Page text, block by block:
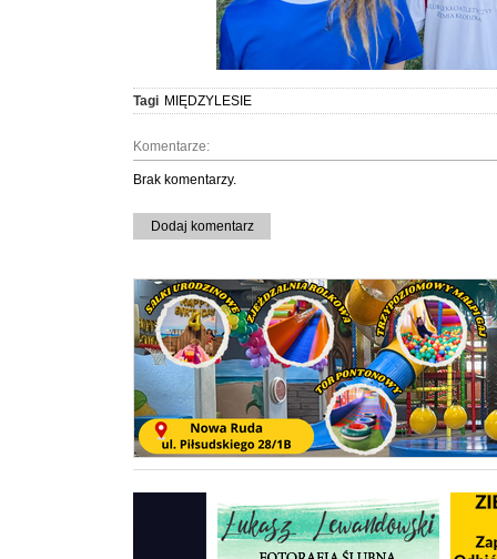
Tagi MIĘDZYLESIE
Komentarze:
Brak komentarzy.
Dodaj komentarz